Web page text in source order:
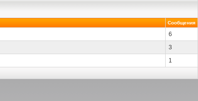
Сообщения
6
3
1